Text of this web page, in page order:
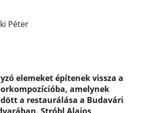
Péter
elemeket építenek vissza a
amelynek
a restaurálása a Budavári
Stróbl Alajos